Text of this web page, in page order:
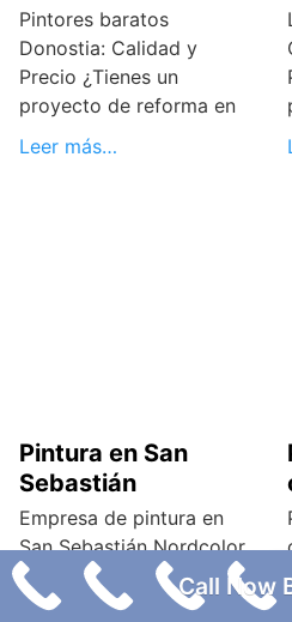
Pintores baratos
Donostia: Calidad y
Precio ¿Tienes un
proyecto de reforma en
Leer más…
Pintura en San
Sebastián
Empresa de pintura en
San Sebastián Nordcolor
Calidad y Precio ¿Tienes
en
Call Now